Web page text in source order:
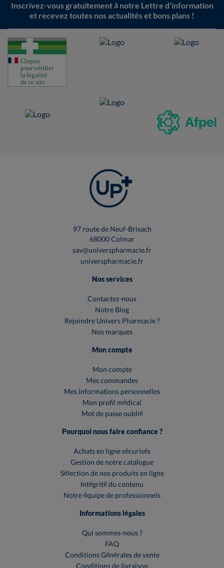
Inscrivez-vous gratuitement à notre Lettre d'information
et recevez toutes nos actualités et bons plans !
97 route de Neuf-Brisach
68000 Colmar
sav@universpharmacie.fr
universpharmacie.fr
Nos services
Contactez-nous
Notre Blog
Rejoindre Univers Pharmacie ?
Nos marques
Mon compte
Mon compte
Mes commandes
Mes informations personnelles
Mon profil médical
Mot de passe oublié
Pourquoi nous faire confiance ?
Achats en ligne sécurisés
Gestion de notre catalogue
Sélection de nos produits en ligne
Intégrité du contenu
Notre équipe de professionnels
Informations légales
Qui sommes-nous ?
FAQ
Conditions Générales de vente
Conditions de livraison